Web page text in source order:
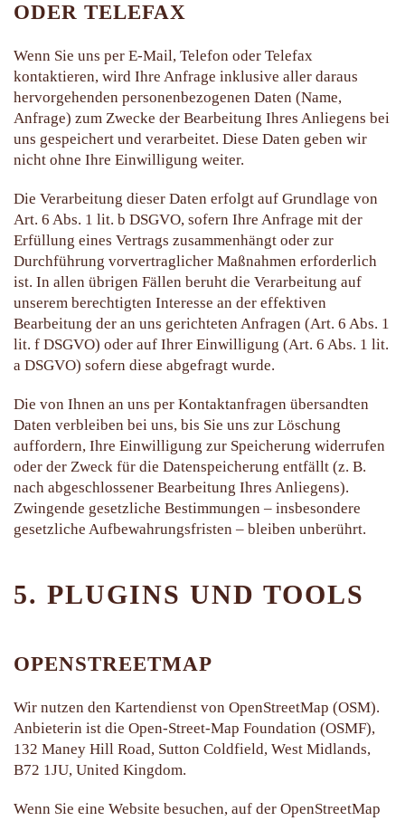
ODER TELEFAX
Wenn Sie uns per E-Mail, Telefon oder Telefax
kontaktieren, wird Ihre Anfrage inklusive aller daraus
hervorgehenden personenbezogenen Daten (Name,
Anfrage) zum Zwecke der Bearbeitung Ihres Anliegens bei
uns gespeichert und verarbeitet. Diese Daten geben wir
nicht ohne Ihre Einwilligung weiter.
Die Verarbeitung dieser Daten erfolgt auf Grundlage von
Art. 6 Abs. 1 lit. b DSGVO, sofern Ihre Anfrage mit der
Erfüllung eines Vertrags zusammenhängt oder zur
Durchführung vorvertraglicher Maßnahmen erforderlich
ist. In allen übrigen Fällen beruht die Verarbeitung auf
unserem berechtigten Interesse an der effektiven
Bearbeitung der an uns gerichteten Anfragen (Art. 6 Abs. 1
lit. f DSGVO) oder auf Ihrer Einwilligung (Art. 6 Abs. 1 lit.
a DSGVO) sofern diese abgefragt wurde.
Die von Ihnen an uns per Kontaktanfragen übersandten
Daten verbleiben bei uns, bis Sie uns zur Löschung
auffordern, Ihre Einwilligung zur Speicherung widerrufen
oder der Zweck für die Datenspeicherung entfällt (z. B.
nach abgeschlossener Bearbeitung Ihres Anliegens).
Zwingende gesetzliche Bestimmungen – insbesondere
gesetzliche Aufbewahrungsfristen – bleiben unberührt.
5. PLUGINS UND TOOLS
OPENSTREETMAP
Wir nutzen den Kartendienst von OpenStreetMap (OSM).
Anbieterin ist die Open-Street-Map Foundation (OSMF),
132 Maney Hill Road, Sutton Coldfield, West Midlands,
B72 1JU, United Kingdom.
Wenn Sie eine Website besuchen, auf der OpenStreetMap